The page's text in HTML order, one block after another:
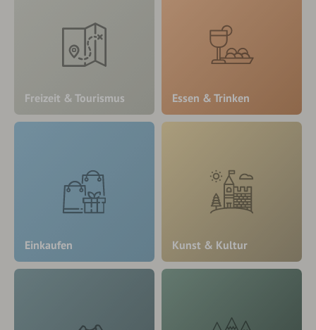
Freizeit & Tourismus Essen & Trinken
Einkaufen Kunst & Kultur